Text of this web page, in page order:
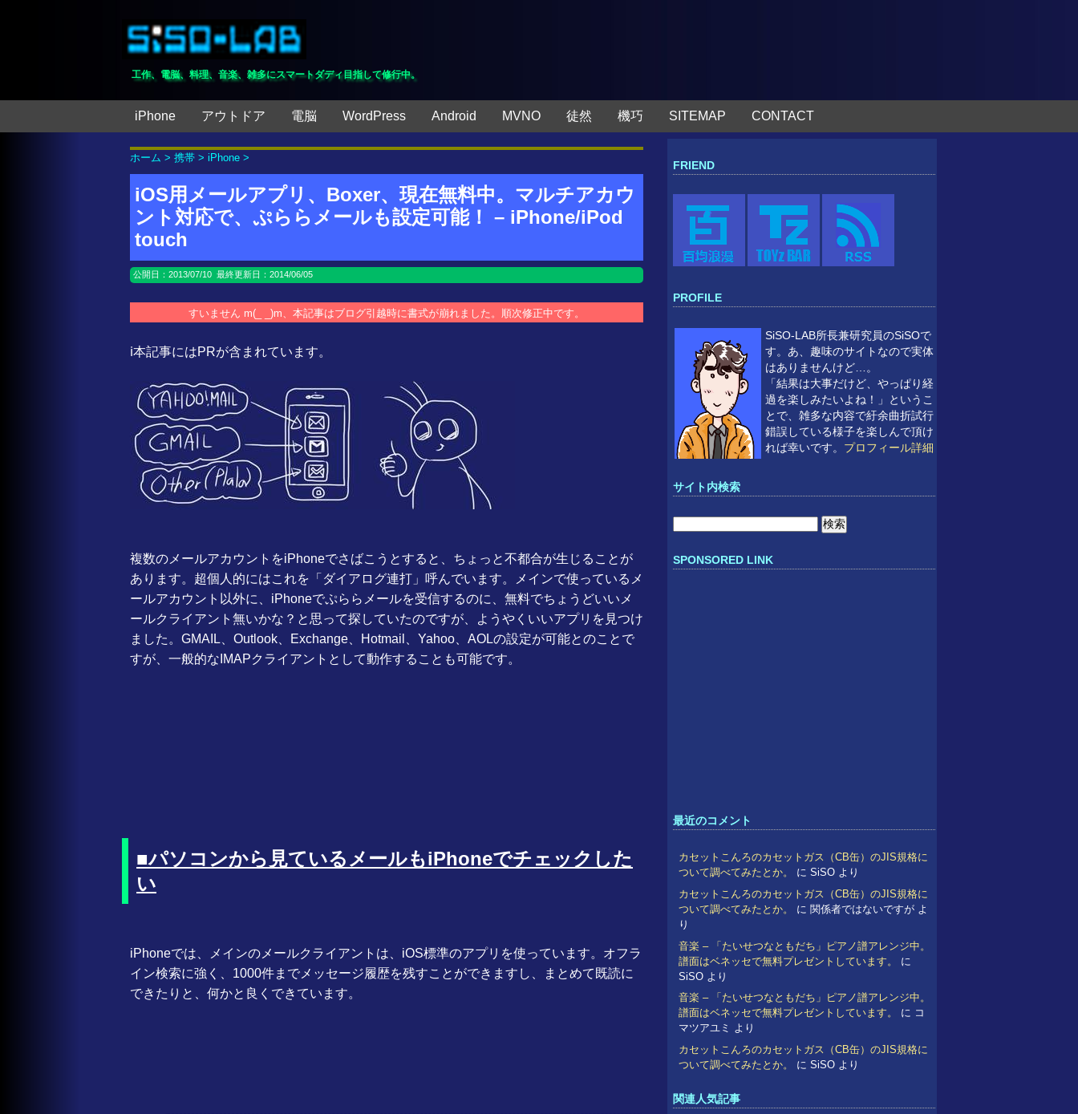
工作、電脳、料理、音楽、雑多にスマートダディ目指して修行中。
iPhone アウトドア 電脳 WordPress Android MVNO 徒然 機巧 SITEMAP CONTACT
ホーム > 携帯 > iPhone >
iOS用メールアプリ、Boxer、現在無料中。マルチアカウ
ント対応で、ぷららメールも設定可能！ – iPhone/iPod
touch
公開日： 2013/07/10 最終更新日：2014/06/05
すいません m(_ _)m、本記事はブログ引越時に書式が崩れました。順次修正中です。
ℹ️本記事にはPRが含まれています。
複数のメールアカウントをiPhoneでさばこうとすると、ちょっと不都合が生じることが
あります。超個人的にはこれを「ダイアログ連打」呼んでいます。メインで使っているメ
ールアカウント以外に、iPhoneでぷららメールを受信するのに、無料でちょうどいいメ
ールクライアント無いかな？と思って探していたのですが、ようやくいいアプリを見つけ
ました。GMAIL、Outlook、Exchange、Hotmail、Yahoo、AOLの設定が可能とのことで
すが、一般的なIMAPクライアントとして動作することも可能です。
■パソコンから見ているメールもiPhoneでチェックした
い
iPhoneでは、メインのメールクライアントは、iOS標準のアプリを使っています。オフラ
イン検索に強く、1000件までメッセージ履歴を残すことができますし、まとめて既読に
できたりと、何かと良くできています。
FRIEND
PROFILE
SiSO-LAB所長兼研究員のSiSOで
す。あ、趣味のサイトなので実体
はありませんけど…。
「結果は大事だけど、やっぱり経
過を楽しみたいよね！」というこ
とで、雑多な内容で紆余曲折試行
錯誤している様子を楽しんで頂け
れば幸いです。 プロフィール詳細
サイト内検索
SPONSORED LINK
最近のコメント
カセットこんろのカセットガス（CB缶）のJIS規格に
ついて調べてみたとか。
に SiSO より
カセットこんろのカセットガス（CB缶）のJIS規格に
ついて調べてみたとか。
に 関係者ではないですが よ
り
音楽 – 「たいせつなともだち」ピアノ譜アレンジ中。
譜面はベネッセで無料プレゼントしています。
に
SiSO より
音楽 – 「たいせつなともだち」ピアノ譜アレンジ中。
譜面はベネッセで無料プレゼントしています。
に コ
マツアユミ より
カセットこんろのカセットガス（CB缶）のJIS規格に
ついて調べてみたとか。
に SiSO より
関連人気記事